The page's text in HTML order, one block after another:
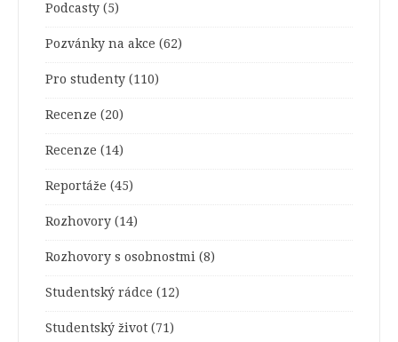
Podcasty (5)
Pozvánky na akce (62)
Pro studenty (110)
Recenze (20)
Recenze (14)
Reportáže (45)
Rozhovory (14)
Rozhovory s osobnostmi (8)
Studentský rádce (12)
Studentský život (71)